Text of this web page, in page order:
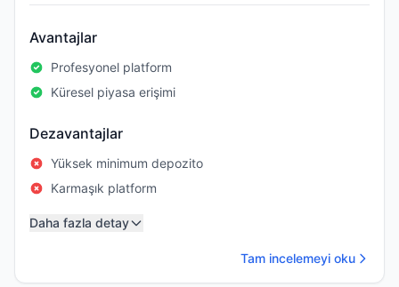
Avantajlar
Profesyonel platform
Küresel piyasa erişimi
Dezavantajlar
Yüksek minimum depozito
Karmaşık platform
Daha fazla detay
Tam incelemeyi oku